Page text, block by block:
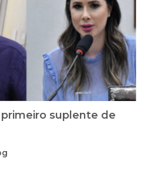
suplente de